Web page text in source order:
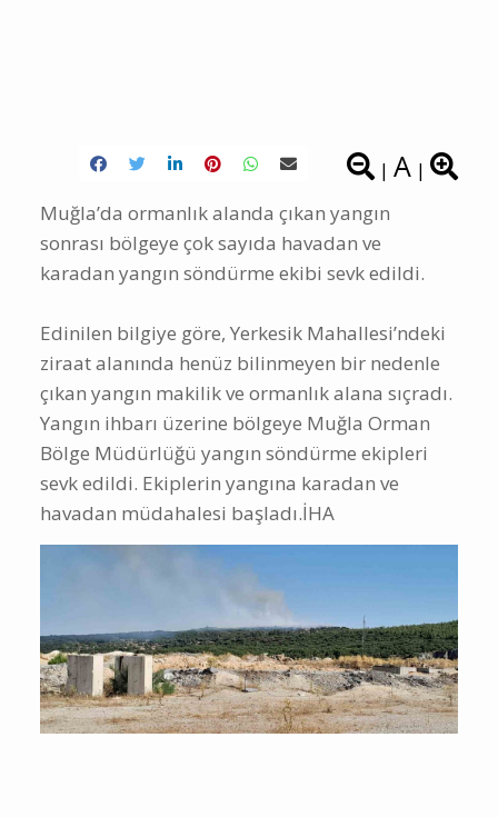
| A |
Muğla’da ormanlık alanda çıkan yangın
sonrası bölgeye çok sayıda havadan ve
karadan yangın söndürme ekibi sevk edildi.
Edinilen bilgiye göre, Yerkesik Mahallesi’ndeki
ziraat alanında henüz bilinmeyen bir nedenle
çıkan yangın makilik ve ormanlık alana sıçradı.
Yangın ihbarı üzerine bölgeye Muğla Orman
Bölge Müdürlüğü yangın söndürme ekipleri
sevk edildi. Ekiplerin yangına karadan ve
havadan müdahalesi başladı.İHA